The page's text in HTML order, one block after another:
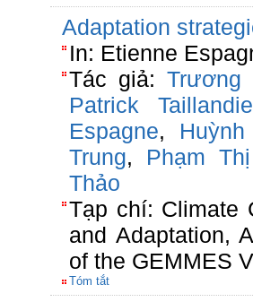
Adaptation
In: Etienne
Tác giả: Trương
Patrick
Espagne,
Trung, Phạm
Thảo
Tạp chí: Climate
and Adaptation,
of the GEMMES
Tóm tắt